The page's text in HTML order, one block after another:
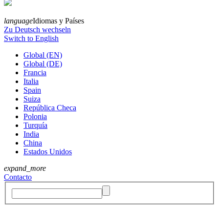
languageIdiomas y Países
Zu Deutsch wechseln
Switch to English
Global (EN)
Global (DE)
Francia
Italia
Spain
Suiza
República Checa
Polonia
Turquía
India
China
Estados Unidos
expand_more
Contacto